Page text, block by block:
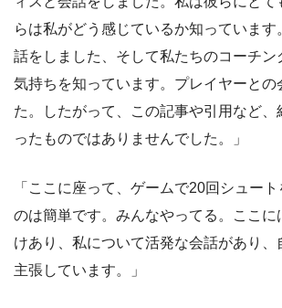
らは私がどう感じているか知っています
話をしました、そして私たちのコーチン
気持ちを知っています。プレイヤーとの
た。したがって、この記事や引用など、
ったものではありませんでした。」
「ここに座って、ゲームで20回シュー
のは簡単です。みんなやってる。ここに
けあり、私について活発な会話があり、
主張しています。」